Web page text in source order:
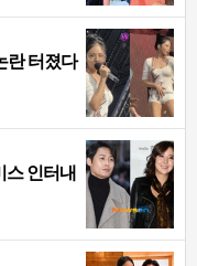
란 터졌다
스 인터내